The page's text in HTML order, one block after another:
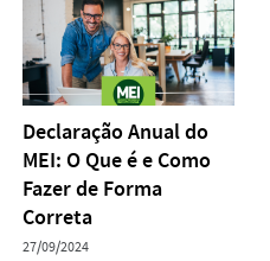
Declaração Anual do
MEI: O Que é e Como
Fazer de Forma
Correta
27/09/2024